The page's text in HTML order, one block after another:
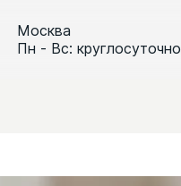
Москва
Пн - Вс: круглосуточно